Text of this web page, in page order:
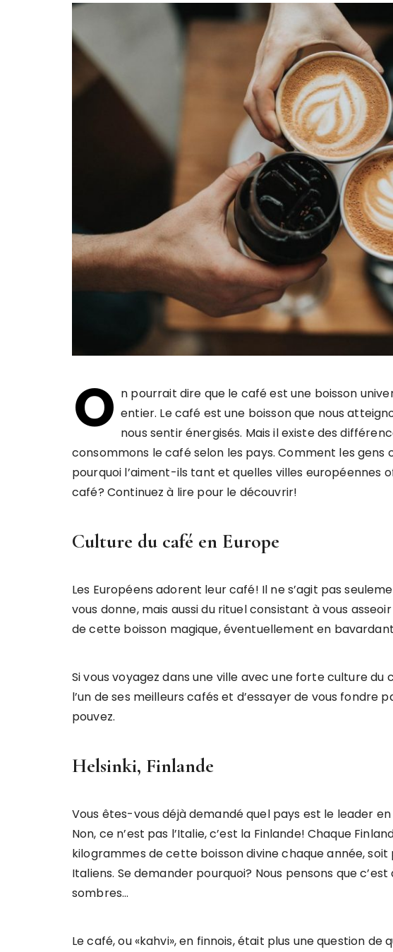
O n pourrait dire que le café est une boisson
entier. Le café est une boisson que nous
nous sentir énergisés. Mais il existe des
consommons le café selon les pays. Comment les
pourquoi l’aiment-ils tant et quelles villes européennes
café? Continuez à lire pour le découvrir!
Culture du café en Europe
Les Européens adorent leur café! Il ne s’agit pas
vous donne, mais aussi du rituel consistant à vous
de cette boisson magique, éventuellement en
Si vous voyagez dans une ville avec une forte culture du
l’un de ses meilleurs cafés et d’essayer de vous fondre
pouvez.
Helsinki, Finlande
Vous êtes-vous déjà demandé quel pays est le leader
Non, ce n’est pas l’Italie, c’est la Finlande! Chaque
kilogrammes de cette boisson divine chaque année,
Italiens. Se demander pourquoi? Nous pensons que
sombres…
Le café, ou «kahvi», en finnois, était plus une question de